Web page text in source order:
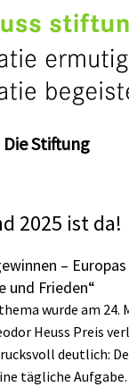
Die Stiftung
2025 ist da!
–
und Frieden“
wurde am 24.
Heuss Preis
deutlich:
tägliche Aufgabe.